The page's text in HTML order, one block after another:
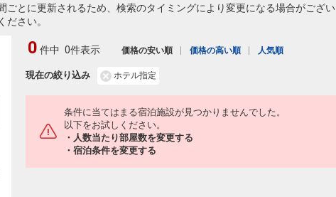
ごとに更新されるため、検索のタイミングにより変更になる場合がござ
ださい。
現在の絞り込み ホテル指定
0 件中 0件表示 価格の安い順 価格の高い順 人気順
条件に当てはまる宿泊施設が見つかりませんでした。
以下をお試しください。
・人数当たり部屋数を変更する
・宿泊条件を変更する